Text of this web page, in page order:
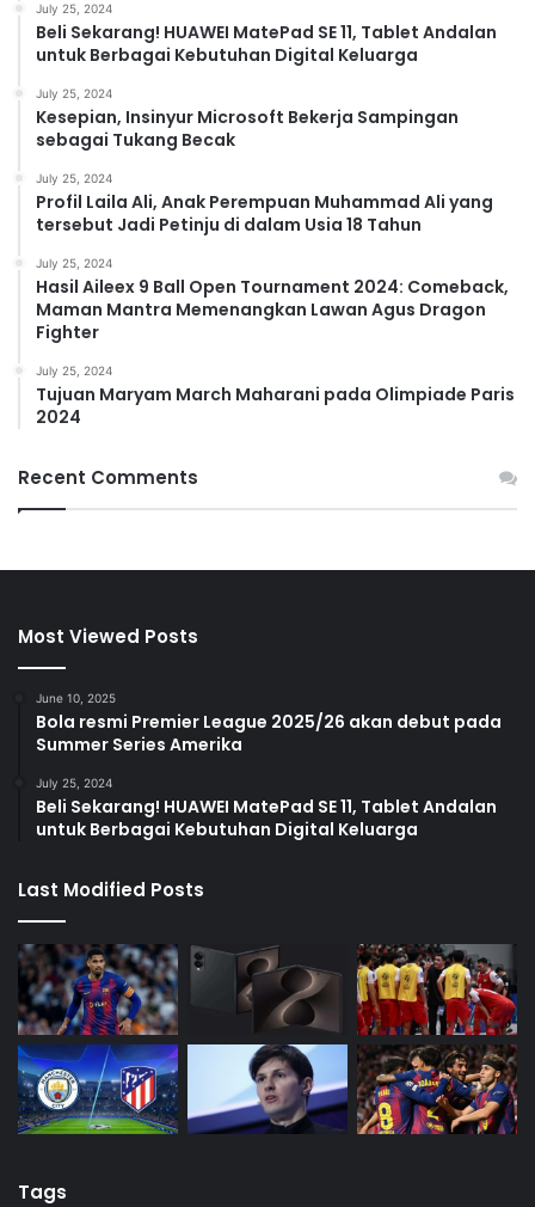
July 25, 2024
Beli Sekarang! HUAWEI MatePad SE 11, Tablet Andalan
untuk Berbagai Kebutuhan Digital Keluarga
July 25, 2024
Kesepian, Insinyur Microsoft Bekerja Sampingan
sebagai Tukang Becak
July 25, 2024
Profil Laila Ali, Anak Perempuan Muhammad Ali yang
tersebut Jadi Petinju di dalam Usia 18 Tahun
July 25, 2024
Hasil Aileex 9 Ball Open Tournament 2024: Comeback,
Maman Mantra Memenangkan Lawan Agus Dragon
Fighter
July 25, 2024
Tujuan Maryam March Maharani pada Olimpiade Paris
2024
Recent Comments
Most Viewed Posts
June 10, 2025
Bola resmi Premier League 2025/26 akan debut pada
Summer Series Amerika
July 25, 2024
Beli Sekarang! HUAWEI MatePad SE 11, Tablet Andalan
untuk Berbagai Kebutuhan Digital Keluarga
Last Modified Posts
Tags